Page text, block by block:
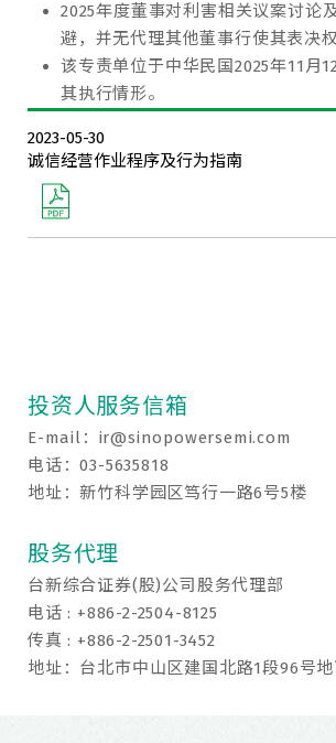
2025年度董事对利害相关议案讨论
避，并无代理其他董事行使其表决权
该专责单位于中华民国2025年11月
其执行情形。
2023-05-30
诚信经营作业程序及行为指南
投资人服务信箱
E-mail： ir@sinopowersemi.com
电话：03-5635818
地址：新竹科学园区笃行一路6号5楼
股务代理
台新综合证券(股)公司股务代理部
电话 : +886-2-2504-8125
传真 : +886-2-2501-3452
地址：台北市中山区建国北路1段96号